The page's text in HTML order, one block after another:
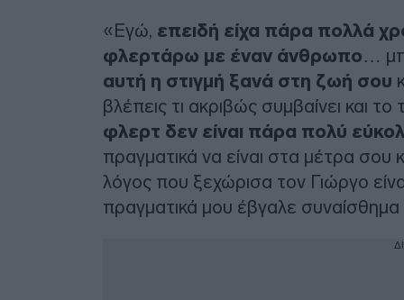
«Εγώ, επειδή είχα πάρα πολλά
φλερτάρω με έναν άνθρωπο…
αυτή η στιγμή ξανά στη ζωή σου
βλέπεις τι ακριβώς συμβαίνει και το
φλερτ δεν είναι πάρα πολύ
πραγματικά να είναι στα μέτρα
λόγος που ξεχώρισα τον Γιώργο
πραγματικά μου έβγαλε συναίσθημα